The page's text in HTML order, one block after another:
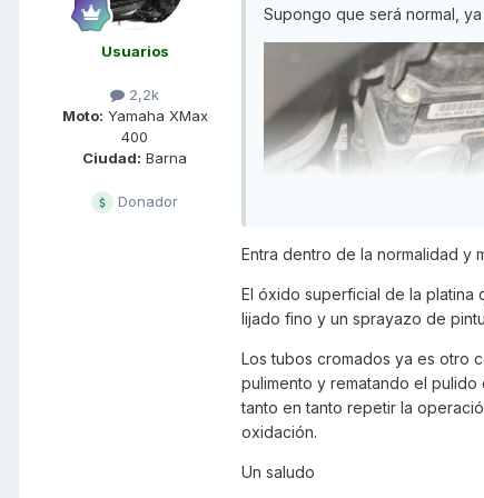
Usuarios
2,2k
Moto: Yamaha XMax
400
Ciudad: Barna
Donador
Supongo que será normal,
Entra dentro de la normalidad y
El óxido superficial de la platina
lijado fino y un sprayazo de
Los tubos cromados ya es otro
pulimento y rematando el
tanto en tanto repetir la
oxidación.
Un saludo